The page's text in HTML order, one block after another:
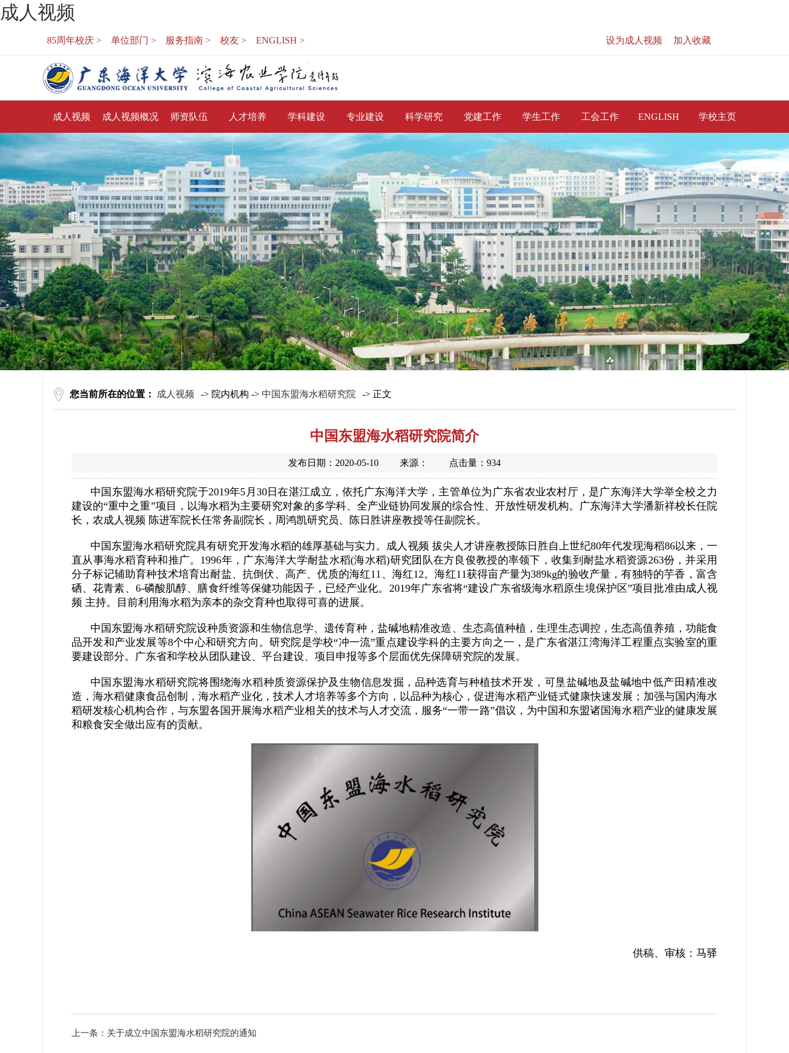
成人视频
85周年校庆 > 单位部门 > 服务指南 > 校友 > ENGLISH > 设为成人视频 加入收藏
成人视频 成人视频概况 师资队伍 人才培养 学科建设 专业建设 科学研究 党建工作 学生工作 工会工作 ENGLISH 学校主页
您当前所在的位置： 成人视频 -> 院内机构 -> 中国东盟海水稻研究院 -> 正文
中国东盟海水稻研究院简介
发布日期：2020-05-10 来源： 点击量： 934
中国东盟海水稻研究院于2019年5月30日在湛江成立，依托广东海洋大学，主管单位为广东省农业农村厅，是广东海洋大学举全校之力
建设的“重中之重”项目，以海水稻为主要研究对象的多学科、全产业链协同发展的综合性、开放性研发机构。广东海洋大学潘新祥校长任院
长，农成人视频 陈进军院长任常务副院长，周鸿凯研究员、陈日胜讲座教授等任副院长。
中国东盟海水稻研究院具有研究开发海水稻的雄厚基础与实力。成人视频 拔尖人才讲座教授陈日胜自上世纪80年代发现海稻86以来，一
直从事海水稻育种和推广。1996年，广东海洋大学耐盐水稻(海水稻)研究团队在方良俊教授的率领下，收集到耐盐水稻资源263份，并采用
分子标记辅助育种技术培育出耐盐、抗倒伏、高产、优质的海红11、海红12。海红11获得亩产量为389kg的验收产量，有独特的芋香，富含
硒、花青素、6-磷酸肌醇、膳食纤维等保健功能因子，已经产业化。2019年广东省将“建设广东省级海水稻原生境保护区”项目批准由成人视
频 主持。目前利用海水稻为亲本的杂交育种也取得可喜的进展。
中国东盟海水稻研究院设种质资源和生物信息学、遗传育种，盐碱地精准改造、生态高值种植，生理生态调控，生态高值养殖，功能食
品开发和产业发展等8个中心和研究方向。研究院是学校“冲一流”重点建设学科的主要方向之一，是广东省湛江湾海洋工程重点实验室的重
要建设部分。广东省和学校从团队建设、平台建设、项目申报等多个层面优先保障研究院的发展。
中国东盟海水稻研究院将围绕海水稻种质资源保护及生物信息发掘，品种选育与种植技术开发，可垦盐碱地及盐碱地中低产田精准改
造，海水稻健康食品创制，海水稻产业化，技术人才培养等多个方向，以品种为核心，促进海水稻产业链式健康快速发展；加强与国内海水
稻研发核心机构合作，与东盟各国开展海水稻产业相关的技术与人才交流，服务“一带一路”倡议，为中国和东盟诸国海水稻产业的健康发展
和粮食安全做出应有的贡献。
供稿、审核：马驿
上一条： 关于成立中国东盟海水稻研究院的通知